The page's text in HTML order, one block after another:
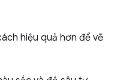
hiệu quả hơn để vẽ